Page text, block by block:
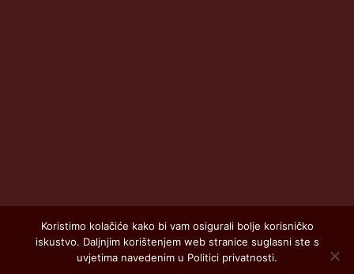
Koristimo kolačiće kako bi vam osigurali bolje korisničko
iskustvo. Daljnjim korištenjem web stranice suglasni ste s
uvjetima navedenim u Politici privatnosti.